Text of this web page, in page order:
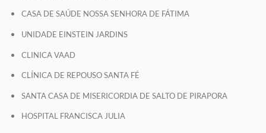
CASA DE SAÚDE NOSSA SENHORA DE FÁTIMA
UNIDADE EINSTEIN JARDINS
CLINICA VAAD
CLÍNICA DE REPOUSO SANTA FÉ
SANTA CASA DE MISERICORDIA DE SALTO DE PIRAPORA
HOSPITAL FRANCISCA JULIA